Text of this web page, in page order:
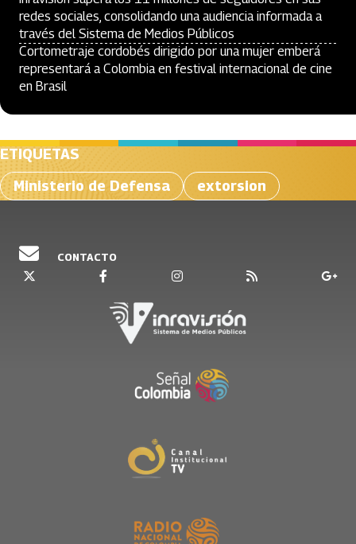
redes sociales, consolidando una audiencia informada a
través del Sistema de Medios Públicos
Cortometraje cordobés dirigido por una mujer emberá
representará a Colombia en festival internacional de cine
en Brasil
ETIQUETAS
Ministerio de Defensa
extorsion
CONTACTO